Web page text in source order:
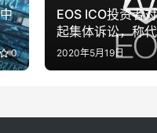
0
EOS ICO投资者
起集体诉讼，称
人为抬高
2020年5月19日